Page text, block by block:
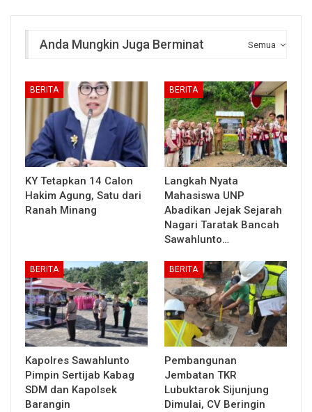
Semua
Anda Mungkin Juga Berminat
BERITA
KY Tetapkan 14 Calon
Hakim Agung, Satu dari
Ranah Minang
BERITA
Langkah Nyata
Mahasiswa UNP
Abadikan Jejak Sejarah
Nagari Taratak Bancah
Sawahlunto…
BERITA
Kapolres Sawahlunto
Pimpin Sertijab Kabag
SDM dan Kapolsek
Barangin
BERITA
Pembangunan
Jembatan TKR
Lubuktarok Sijunjung
Dimulai, CV Beringin